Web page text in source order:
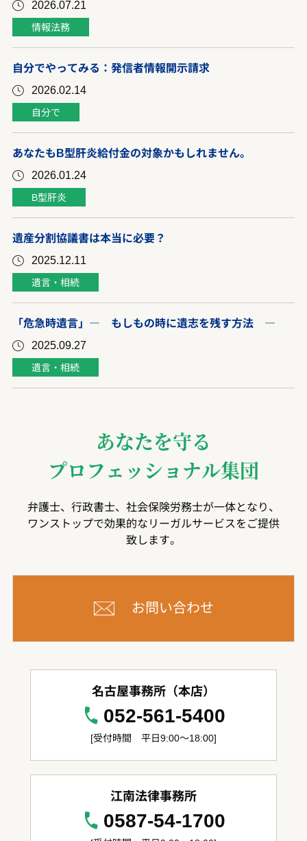
2026.07.21
情報法務
自分でやってみる：発信者情報開示請求
2026.02.14
自分で
あなたもB型肝炎給付金の対象かもしれません。
2026.01.24
B型肝炎
遺産分割協議書は本当に必要？
2025.12.11
遺言・相続
「危急時遺言」― もしもの時に遺志を残す方法 ―
2025.09.27
遺言・相続
あなたを守る
プロフェッショナル集団
弁護士、行政書士、社会保険労務士が一体となり、
ワンストップで効果的なリーガルサービスをご提供
致します。
お問い合わせ
名古屋事務所（本店）
052-561-5400
[受付時間 平日9:00～18:00]
江南法律事務所
0587-54-1700